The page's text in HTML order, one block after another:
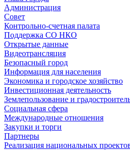
Администрация
Совет
Контрольно-счетная палата
Поддержка СО НКО
Открытые данные
Видеотрансляция
Безопасный город
Информация для населения
Экономика и городское хозяйство
Инвестиционная деятельность
Землепользование и
Социальная сфера
Международные отношения
Закупки и торги
Партнеры
Реализация национальных